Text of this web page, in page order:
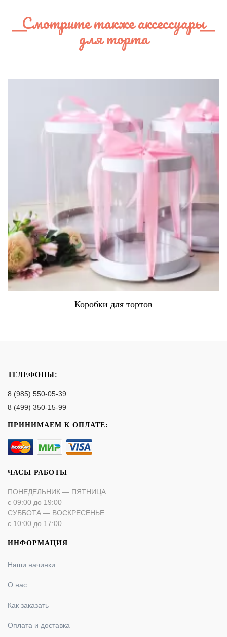
Смотрите также аксессуары
для торта
Коробки для тортов
ТЕЛЕФОНЫ:
8 (985) 550-05-39
8 (499) 350-15-99
ПРИНИМАЕМ К ОПЛАТЕ:
ЧАСЫ РАБОТЫ
ПОНЕДЕЛЬНИК — ПЯТНИЦА
с 09:00 до 19:00
СУББОТА — ВОСКРЕСЕНЬЕ
с 10:00 до 17:00
ИНФОРМАЦИЯ
Наши начинки
О нас
Как заказать
Оплата и доставка